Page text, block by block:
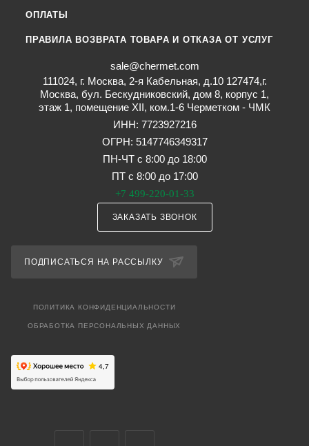
ОПЛАТЫ
ПРАВИЛА ВОЗВРАТА ТОВАРА И ОТКАЗА ОТ УСЛУГ
sale@chermet.com
111024, г. Москва, 2-я Кабельная, д.10 127474,г.
Москва, бул. Бескудниковский, дом 8, корпус 1,
этаж 1, помещение XII, ком.1-6 Черметком - ЧМК
ИНН: 7723927216
ОГРН: 5147746349317
ПН-ЧТ с 8:00 до 18:00
ПТ с 8:00 до 17:00
+7 499-220-01-33
ЗАКАЗАТЬ ЗВОНОК
ПОДПИСАТЬСЯ НА РАССЫЛКУ
ПОЛИТИКА КОНФИДЕНЦИАЛЬНОСТИ
ОБРАБОТКА ПЕРСОНАЛЬНЫХ ДАННЫХ